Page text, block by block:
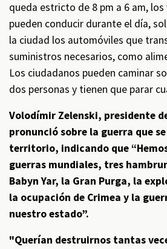
queda estricto de 8 pm a 6 am,
pueden conducir durante el día,
la ciudad los automóviles que
suministros necesarios, como
Los ciudadanos pueden caminar
dos personas y tienen que parar
Volodímir Zelenski, presidente
pronunció sobre la guerra que
territorio, indicando que
guerras mundiales, tres
Babyn Yar, la Gran Purga, la
la ocupación de Crimea y la
nuestro estado”.
"Querían destruirnos tantas